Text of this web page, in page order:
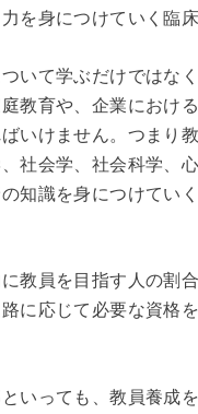
を身につけていく臨床
いて学ぶだけではな
教育や、企業におけ
いけません。つまり
社会学、社会科学、
知識を身につけてい
教員を目指す人の割
に応じて必要な資格
いっても、教員養成